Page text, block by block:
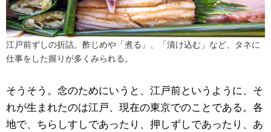
江戸前ずしの折詰。酢じめや「煮る」、「漬け込む」など、タネに
仕事をした握りが多くみられる。
そうそう。念のためにいうと、江戸前というように、そ
れが生まれたのは江戸、現在の東京でのことである。各
地で、ちらしすしであったり、押しずしであったり、あ